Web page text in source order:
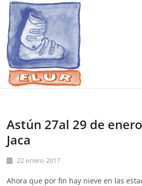
Saltar
contenido
Elur
EL CLUB DE
Astún 27al 29 de
Jaca
22 enero 2017
Ahora que por fin hay nieve en las